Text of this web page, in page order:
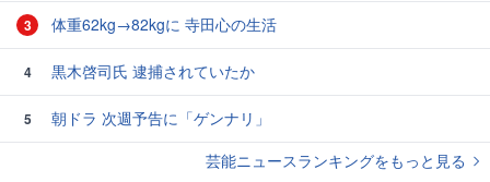
3 体重62kg→82kgに 寺田心の生活
4 黒木啓司氏 逮捕されていたか
5
朝ドラ 次週予告に「ゲンナリ」
芸能ニュースランキングをもっと見る